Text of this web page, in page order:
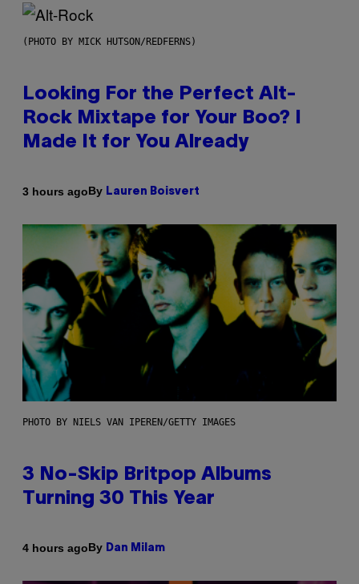
(PHOTO BY MICK HUTSON/REDFERNS)
Looking For the Perfect Alt-
Rock Mixtape for Your Boo? I
Made It for You Already
3 hours agoBy Lauren Boisvert
PHOTO BY NIELS VAN IPEREN/GETTY IMAGES
3 No-Skip Britpop Albums
Turning 30 This Year
4 hours agoBy Dan Milam